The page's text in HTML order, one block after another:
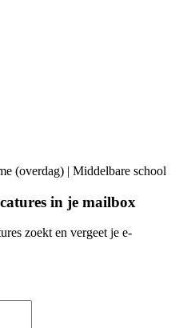
(overdag) | Middelbare school
in je mailbox
zoekt en vergeet je e-